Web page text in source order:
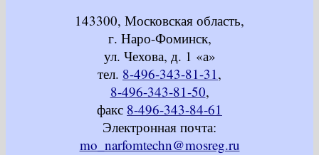
143300, Московская область,
г. Наро-Фоминск,
ул. Чехова, д. 1 «а»
тел. 8-496-343-81-31,
8-496-343-81-50,
факс 8-496-343-84-61
Электронная почта:
mo_narfomtechn@mosreg.ru